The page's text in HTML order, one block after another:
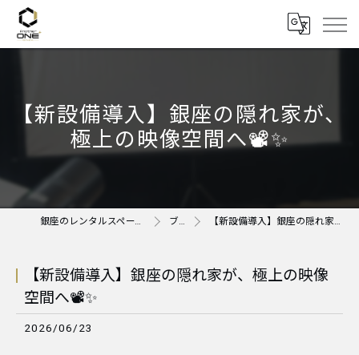
【新設備導入】銀座の隠れ家が、
極上の映像空間へ📽️✨
銀座のレンタルスペースならAnother ONE＋ ブログ 【新設備導入】銀座の隠れ家が、極上の映像空間へ📽️✨
【新設備導入】銀座の隠れ家が、極上の映像
空間へ📽️✨
2026/06/23